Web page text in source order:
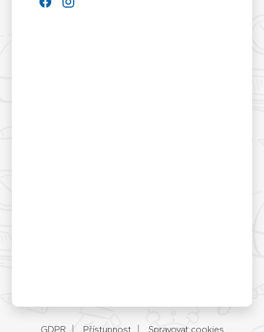
GDPR Přístupnost Spravovat cookies